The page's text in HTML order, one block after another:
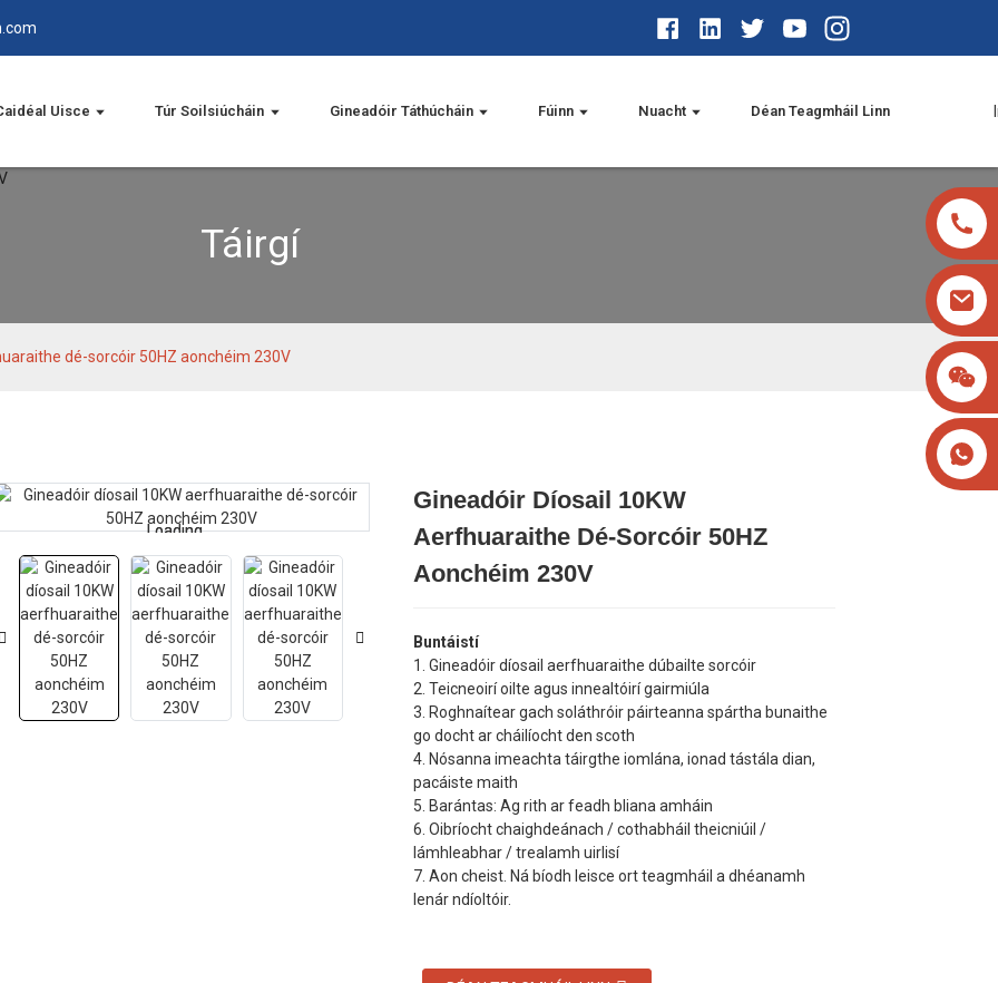
Uisce Túr Soilsiúcháin Gineadóir Táthúcháin Fúinn Nuacht Déan Teagmháil Linn
Táirgí
dé-sorcóir 50HZ aonchéim 230V
Loading...
Loading... Loading...
Loading...
Gineadóir Díosail 10KW
Aerfhuaraithe Dé-Sorcóir 50HZ
Aonchéim 230V
Buntáistí
1. Gineadóir díosail aerfhuaraithe dúbailte sorcóir
2. Teicneoirí oilte agus innealtóirí gairmiúla
3. Roghnaítear gach soláthróir páirteanna spártha bunaithe
go docht ar cháilíocht den scoth
4. Nósanna imeachta táirgthe iomlána, ionad tástála dian,
pacáiste maith
5. Barántas: Ag rith ar feadh bliana amháin
6. Oibríocht chaighdeánach / cothabháil theicniúil /
lámhleabhar / trealamh uirlisí
7. Aon cheist. Ná bíodh leisce ort teagmháil a dhéanamh
lenár ndíoltóir.